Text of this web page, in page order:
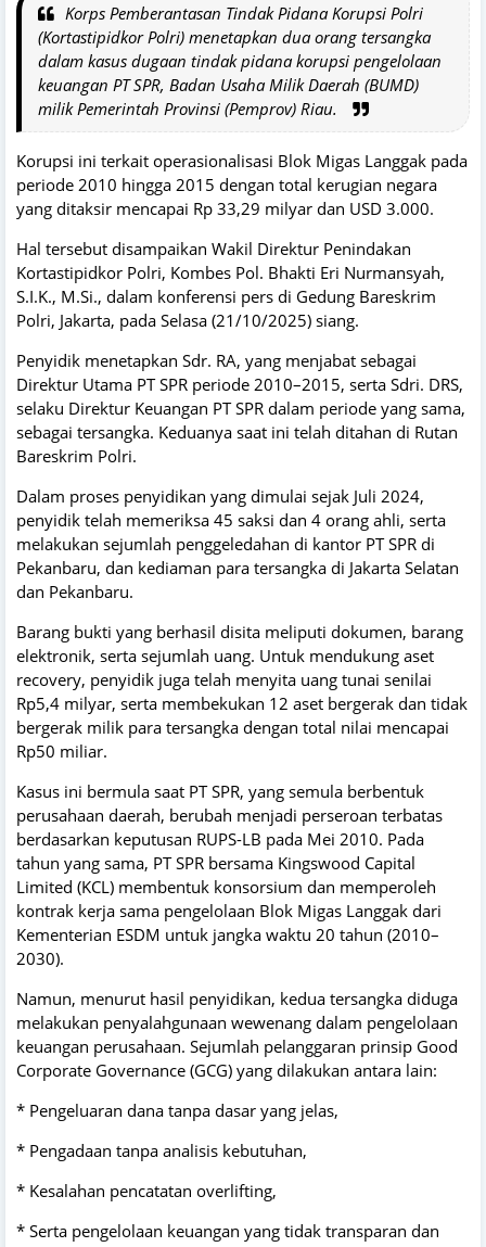
Korps Pemberantasan Tindak Pidana Korupsi Polri
(Kortastipidkor Polri) menetapkan dua orang tersangka
dalam kasus dugaan tindak pidana korupsi pengelolaan
keuangan PT SPR, Badan Usaha Milik Daerah (BUMD)
milik Pemerintah Provinsi (Pemprov) Riau.
Korupsi ini terkait operasionalisasi Blok Migas Langgak pada
periode 2010 hingga 2015 dengan total kerugian negara
yang ditaksir mencapai Rp 33,29 milyar dan USD 3.000.
Hal tersebut disampaikan Wakil Direktur Penindakan
Kortastipidkor Polri, Kombes Pol. Bhakti Eri Nurmansyah,
S.I.K., M.Si., dalam konferensi pers di Gedung Bareskrim
Polri, Jakarta, pada Selasa (21/10/2025) siang.
Penyidik menetapkan Sdr. RA, yang menjabat sebagai
Direktur Utama PT SPR periode 2010–2015, serta Sdri. DRS,
selaku Direktur Keuangan PT SPR dalam periode yang sama,
sebagai tersangka. Keduanya saat ini telah ditahan di Rutan
Bareskrim Polri.
Dalam proses penyidikan yang dimulai sejak Juli 2024,
penyidik telah memeriksa 45 saksi dan 4 orang ahli, serta
melakukan sejumlah penggeledahan di kantor PT SPR di
Pekanbaru, dan kediaman para tersangka di Jakarta Selatan
dan Pekanbaru.
Barang bukti yang berhasil disita meliputi dokumen, barang
elektronik, serta sejumlah uang. Untuk mendukung aset
recovery, penyidik juga telah menyita uang tunai senilai
Rp5,4 milyar, serta membekukan 12 aset bergerak dan tidak
bergerak milik para tersangka dengan total nilai mencapai
Rp50 miliar.
Kasus ini bermula saat PT SPR, yang semula berbentuk
perusahaan daerah, berubah menjadi perseroan terbatas
berdasarkan keputusan RUPS-LB pada Mei 2010. Pada
tahun yang sama, PT SPR bersama Kingswood Capital
Limited (KCL) membentuk konsorsium dan memperoleh
kontrak kerja sama pengelolaan Blok Migas Langgak dari
Kementerian ESDM untuk jangka waktu 20 tahun (2010–
2030).
Namun, menurut hasil penyidikan, kedua tersangka diduga
melakukan penyalahgunaan wewenang dalam pengelolaan
keuangan perusahaan. Sejumlah pelanggaran prinsip Good
Corporate Governance (GCG) yang dilakukan antara lain:
* Pengeluaran dana tanpa dasar yang jelas,
* Pengadaan tanpa analisis kebutuhan,
* Kesalahan pencatatan overlifting,
* Serta pengelolaan keuangan yang tidak transparan dan